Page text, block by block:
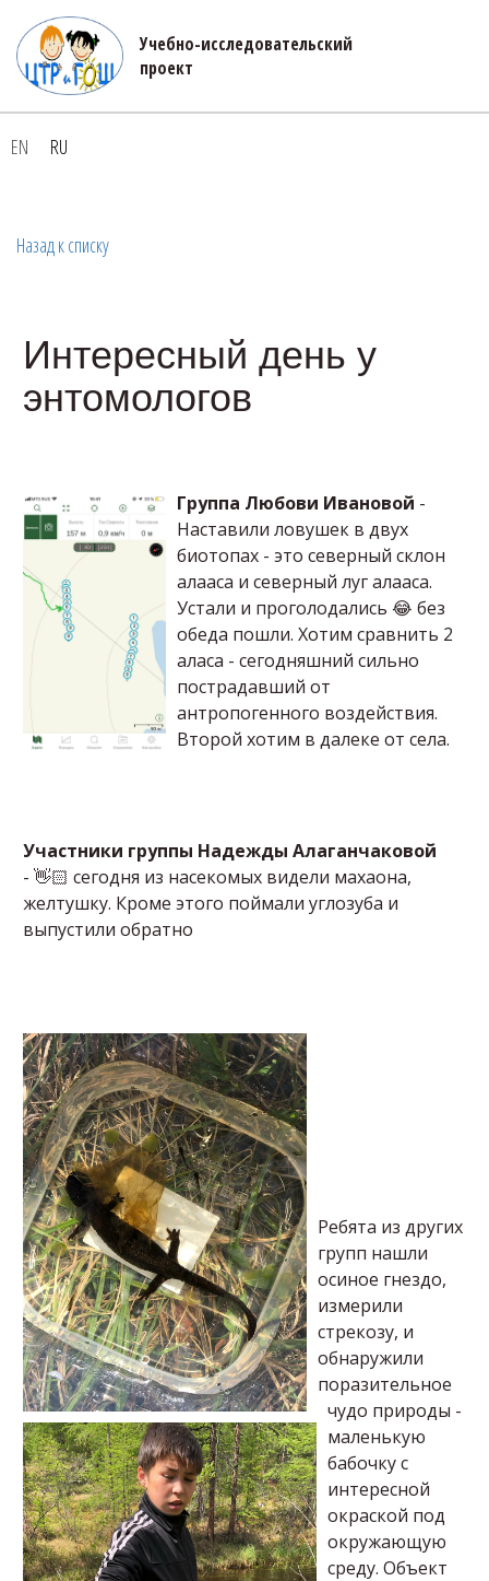
Учебно-исследовательский
проект
EN RU
Назад к списку
Интересный день у
энтомологов
Группа Любови Ивановой -
Наставили ловушек в двух
биотопах - это северный склон
алааса и северный луг алааса.
Устали и проголодались 😂 без
обеда пошли. Хотим сравнить 2
аласа - сегодняшний сильно
пострадавший от
антропогенного воздействия.
Второй хотим в далеке от села.
Участники группы Надежды Алаганчаковой
- 👋🏻 сегодня из насекомых видели махаона,
желтушку. Кроме этого поймали углозуба и
выпустили обратно
Ребята из других
групп нашли
осиное гнездо,
измерили
стрекозу, и
обнаружили
поразительное
чудо природы -
маленькую
бабочку с
интересной
окраской под
окружающую
среду. Объект